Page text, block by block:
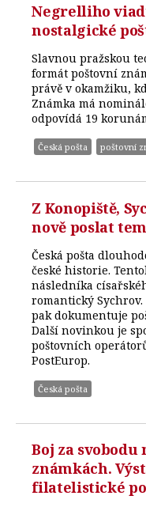
Negrelliho
nostalgické
Slavnou pražskou
formát poštovní
právě v okamžiku,
Známka má
odpovídá 19
Česká pošta poštovní
Z Konopiště,
nově poslat
Česká pošta
české historie.
následníka
romantický
pak dokumentuje
Další novinkou je
poštovních
PostEurop.
Česká pošta
Boj za
známkách.
filatelistické